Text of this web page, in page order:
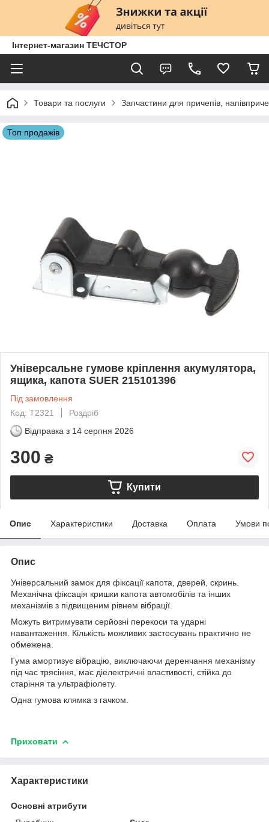
Інтернет-магазин ТЕЧСТОР
Товари та послуги Запчастини для причепів,
Топ продажів
Універсальне гумове кріплення акумулятора,
ящика, капота SUER 215101396
Під замовлення
Код: T2321
Роздріб
Відправка з 14 серпня 2026
300 ₴
Купити
Опис Характеристики Доставка Оплата Умови
Опис
Універсальний замок для фіксації капота, дверей, скринь.
Механічна фіксація кришки капота автомобілів та інших
механізмів з підвищеним рівнем вібрації.
Можуть витримувати серйозні перекоси та ударні
навантаження. Кількість можливих застосувань практично не
обмежена.
Гума амортизує вібрацію, виключаючи деренчання механізму
під час трясіння, має діелектричні властивості, стійка до
старіння та ультрафіолету.
Одна гумова клямка з гачком.
Приховати
Характеристики
Основні атрибути